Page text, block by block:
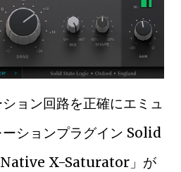
ョン回路を正確にエミュ
ションプラグイン Solid
X-Saturator」が